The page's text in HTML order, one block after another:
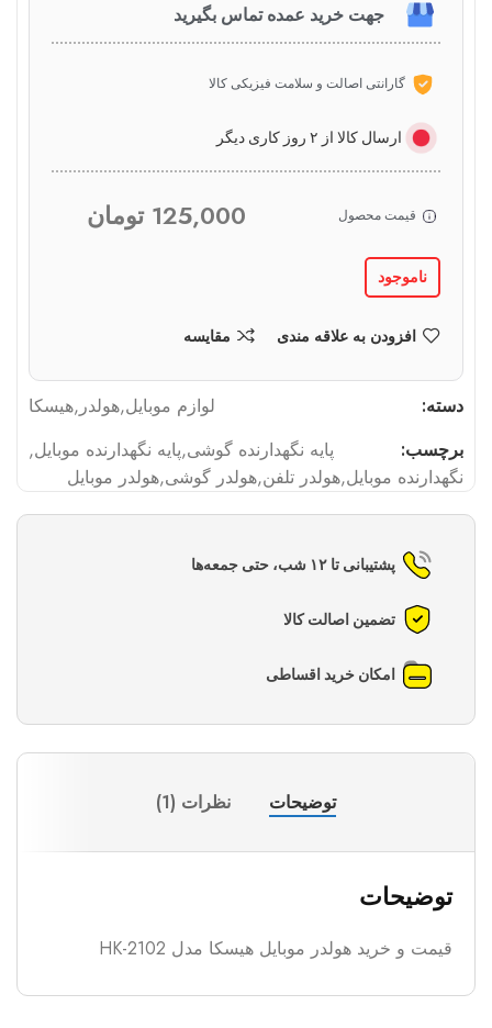
جهت خرید عمده تماس بگیرید
گارانتی اصالت و سلامت فیزیکی کالا
ارسال کالا از ۲ روز کاری دیگر
قیمت محصول 125,000 تومان
ناموجود
افزودن به علاقه مندی مقایسه
دسته: لوازم موبایل,هولدر ,هیسکا
برچسب:
پایه نگهدارنده گوشی,پایه نگهدارنده موبایل,
نگهدارنده موبایل,هولدر تلفن,هولدر گوشی,هولدر موبایل
پشتیبانی تا ۱۲ شب، حتی جمعه‌ها
تضمین اصالت کالا
امکان خرید اقساطی
توضیحات نظرات (1)
توضیحات
قیمت و خرید هولدر موبایل هیسکا مدل HK-2102